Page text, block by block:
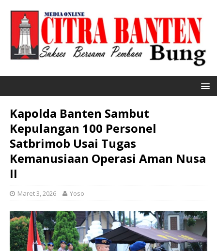
Kapolda Banten Sambut
Kepulangan 100 Personel
Satbrimob Usai Tugas
Kemanusiaan Operasi Aman Nusa
II
Maret 3, 2026 Yoso